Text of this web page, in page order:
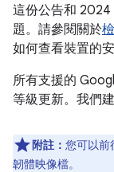
這份公告和 2024
題。請參閱關於
如何查看裝置的
所有支援的
等級更新。我們
附註： 您可以前
韌體映像檔。